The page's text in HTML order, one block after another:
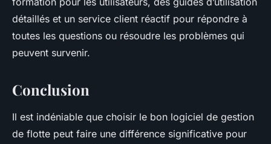
détaillés et un service client réactif pour répondre à
toutes les questions ou résoudre les problèmes qui
peuvent survenir.
Conclusion
Il est indéniable que choisir le bon logiciel de gestion
de flotte peut faire une différence significative pour